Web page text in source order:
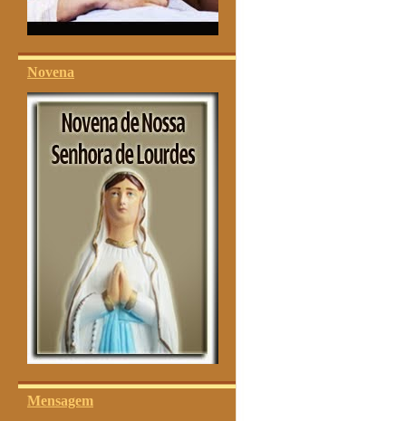
Novena
Mensagem